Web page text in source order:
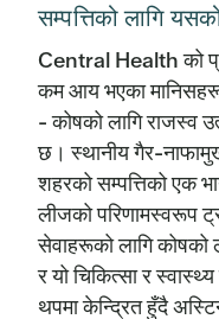
सम्पत्तिको लागि
Central Health को
कम आय भएका
- कोषको लागि राजस्व
छ। स्थानीय गैर-
शहरको सम्पत्तिको एक
लीजको परिणामस्वरूप
सेवाहरूको लागि कोषको
र यो चिकित्सा र
थपमा केन्द्रित हुँदै